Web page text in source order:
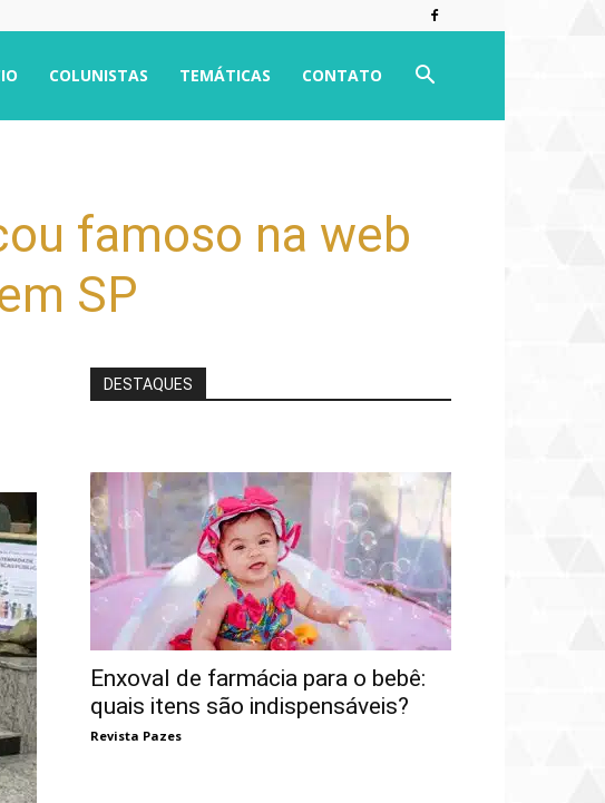
COLUNISTAS TEMÁTICAS CONTATO
famoso na web
SP
DESTAQUES
Enxoval de farmácia para o bebê:
quais itens são indispensáveis?
Revista Pazes